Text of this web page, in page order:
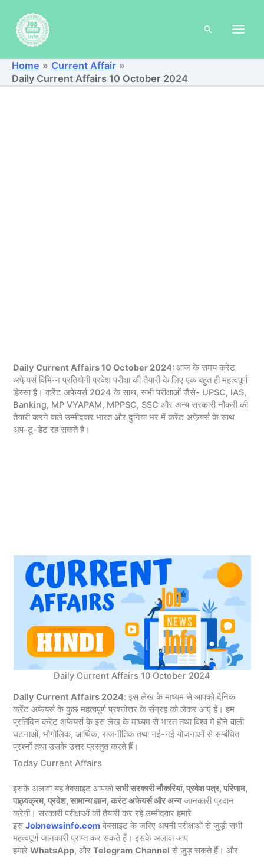
content
Search
Home
Current Affair
Daily Current Affairs 10 October 2024
Daily Current Affairs 10 October 2024:आज के समय करेंट
अफे़यर्स विभिन्न प्रतियोगी प्रवेश परीक्षा की तैयारी के लिए एक बहुत ही महत्वपूर्ण
हिस्सा है। करेंट अफेयर्स 2024 के साथ, सभी परीक्षाओं जैसे- UPSC, IAS,
Banking, MP VYAPAM, MPPSC, SSC और अन्य सरकारी नौकरी की
तैयारी करने वाले उम्मीदवार भारत और दुनिया भर में करेंट अफे़यर्स के साथ
अप-टू-डेट रह सकते हैं।
Daily Current Affairs 10 October 2024
Daily Current Affairs 2024: इस लेख के माध्यम से आपको दैनिक
करेंट अफेयर्स के कुछ महत्वपूर्ण प्रश्नोत्तर के संग्रह को लेकर आएं हैं। हम
प्रतिदिन करेंट अफेयर्स के इस लेख के माध्यम से भारत तथा विश्व में होने वाली
घटनाओं, भौगोलिक, आर्थिक, राजनीतिक तथा नई-नई योजनाओं से सम्बंधित
प्रश्नों तथा उसके उत्तर प्रस्तुत करते हैं।
Today Current Affairs
इसके अलावा यह वेबसाइट आपकोसभी सरकारी नौकरियां, प्रवेश पत्र, परिणाम,
पाठ्यक्रम, प्रवेश, सामान्य ज्ञान, करंट अफेयर्स और अन्यजानकारी प्रदान
करेगी। सरकारी परीक्षाओं की तैयारी कर रहे उम्मीदवार हमारे
इसJobnewsinfo.com वेबसाइट के जरिए अपनी परीक्षाओं से जुड़ी सभी
महत्वपूर्ण जानकारी प्राप्त कर सकते हैं। इसके अलावा आप
हमारेWhatsApp, औरTelegram Channel से जुड़ सकते हैं। और